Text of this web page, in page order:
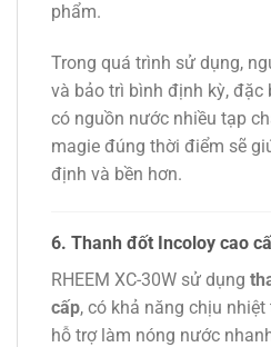
phẩm.
Trong quá trình sử dụng,
và bảo trì bình định kỳ, đặc
có nguồn nước nhiều tạp
magie đúng thời điểm sẽ
định và bền hơn.
6. Thanh đốt Incoloy cao
RHEEM XC-30W sử dụng
cấp, có khả năng chịu
hỗ trợ làm nóng nước